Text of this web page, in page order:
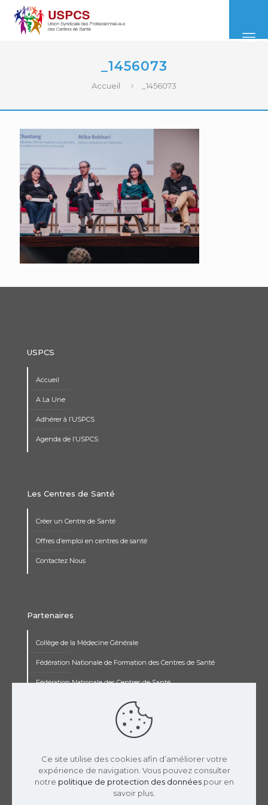
_1456073
Accueil _1456073
USPCS
Accueil
A La Une
Adhérer à l’USPCS
Agenda de l’USPCS
Les Centres de Santé
Créer un Centre de Santé
Offres d’emploi en centres de santé
Contactez Nous
Partenaires
Collège de la Médecine Générale
Fédération Nationale de Formation des Centres de Santé
Fédération Nationale des Centres de Santé
Institut de Recherche Jean François Rey
Ce site utilise des cookies afin d’améliorer votre
expérience de navigation. Vous pouvez consulter
notre politique de protection des donnéespour en
savoir plus.